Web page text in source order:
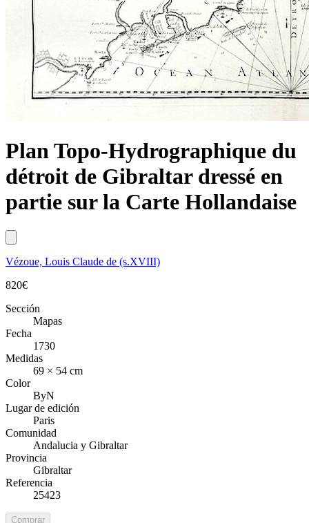
Plan Topo-Hydrographique du
détroit de Gibraltar dressé en
partie sur la Carte Hollandaise
Vézoue, Louis Claude de (s.XVIII)
820€
Sección
Mapas
Fecha
1730
Medidas
69 × 54 cm
Color
ByN
Lugar de edición
Paris
Comunidad
Andalucia y Gibraltar
Provincia
Gibraltar
Referencia
25423
Comprar